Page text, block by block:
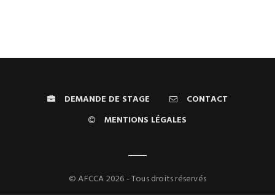
DEMANDE DE STAGE
CONTACT
MENTIONS LÉGALES
© AFCCA 2026 - Tous droits réservés